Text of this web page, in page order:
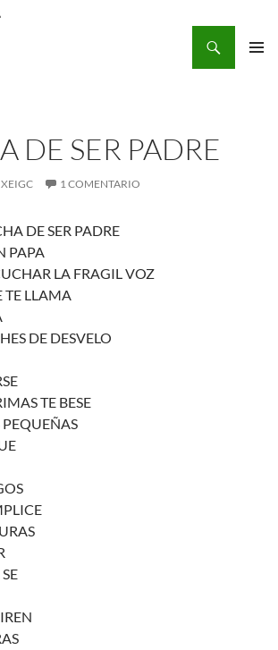
DE SER PADRE
XEIGC 1 COMENTARIO
DE SER PADRE
PAPA
LA FRAGIL VOZ
TE LLAMA
DE DESVELO
TE BESE